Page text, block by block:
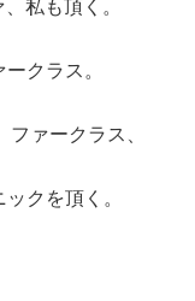
私も頂く。
クラス。
ァークラス、
クを頂く。